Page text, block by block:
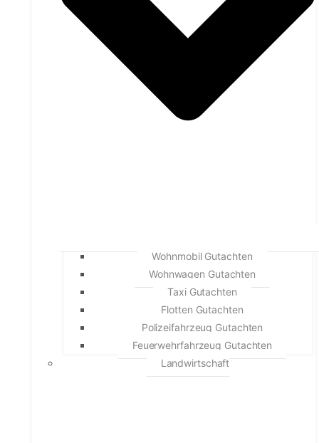
Wohnmobil Gutachten
Wohnwagen Gutachten
Taxi Gutachten
Flotten Gutachten
Polizeifahrzeug Gutachten
Feuerwehrfahrzeug Gutachten
Landwirtschaft